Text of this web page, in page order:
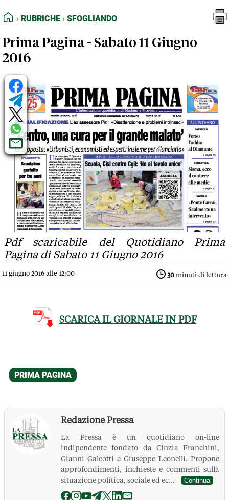
FEED RSS
NORMATIVE DEONTOLOGICHE
TERMINI e CONDIZIONI
Rubriche
Sfogliando
HOME
RUBRICHE SFOGLIANDO
Prima Pagina - Sabato 11 Giugno
2016
Pdf scaricabile del Quotidiano Prima
Pagina di Sabato 11 Giugno 2016
11 giugno 2016 alle 12:00 30 minuti di lettura
SCARICA IL GIORNALE IN PDF
Redazione Pressa
La Pressa è un quotidiano on-line
indipendente fondato da Cinzia Franchini,
Gianni Galeotti e Giuseppe Leonelli. Propone
approfondimenti, inchieste e commenti sulla
situazione politica, sociale ed ec...
Continua